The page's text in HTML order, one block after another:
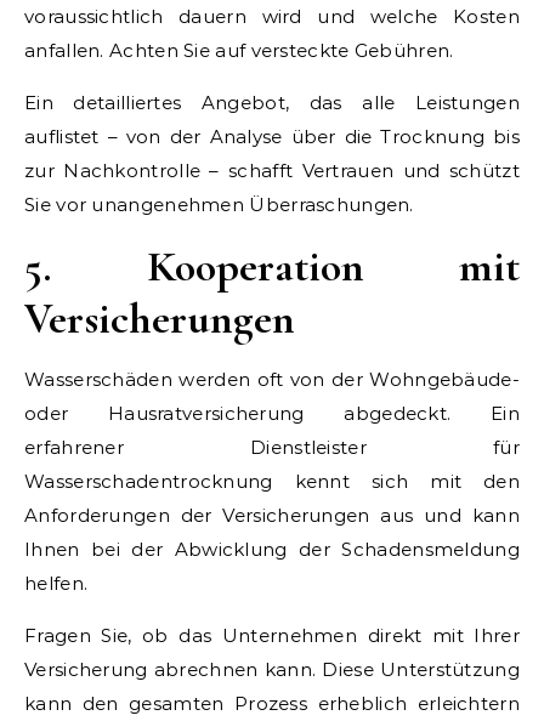
voraussichtlich dauern wird und welche Kosten
anfallen. Achten Sie auf versteckte Gebühren.
Ein detailliertes Angebot, das alle Leistungen
auflistet – von der Analyse über die Trocknung bis
zur Nachkontrolle – schafft Vertrauen und schützt
Sie vor unangenehmen Überraschungen.
5. Kooperation mit
Versicherungen
Wasserschäden werden oft von der Wohngebäude-
oder Hausratversicherung abgedeckt. Ein
erfahrener Dienstleister für
Wasserschadentrocknung kennt sich mit den
Anforderungen der Versicherungen aus und kann
Ihnen bei der Abwicklung der Schadensmeldung
helfen.
Fragen Sie, ob das Unternehmen direkt mit Ihrer
Versicherung abrechnen kann. Diese Unterstützung
kann den gesamten Prozess erheblich erleichtern